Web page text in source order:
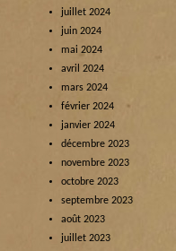
juillet 2024
juin 2024
mai 2024
avril 2024
mars 2024
février 2024
janvier 2024
décembre 2023
novembre 2023
octobre 2023
septembre 2023
août 2023
juillet 2023